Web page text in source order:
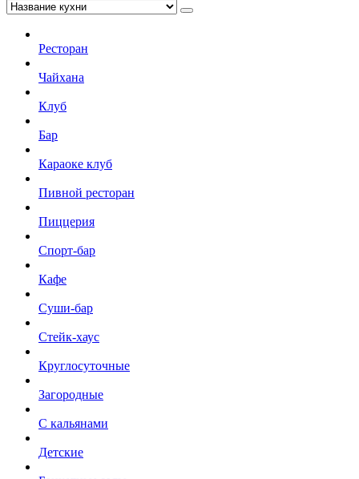
Ресторан
Чайхана
Клуб
Бар
Караоке клуб
Пивной ресторан
Пиццерия
Спорт-бар
Кафе
Суши-бар
Стейк-хаус
Круглосуточные
Загородные
С кальянами
Детские